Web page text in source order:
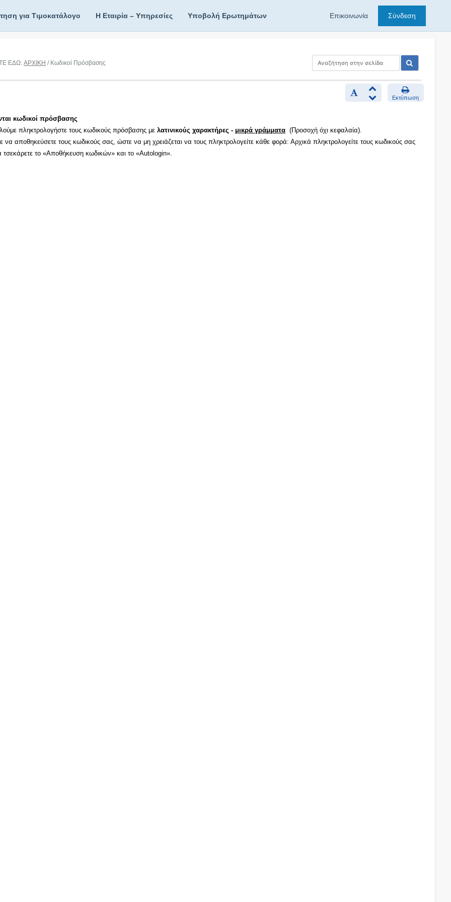
για Τιμοκατάλογο Η Εταιρία – Υπηρεσίες Υποβολή Ερωτημάτων Επικοινωνία Σύνδεση
ΕΔΩ:ΑΡΧΙΚΗ / Κωδικοί Πρόσβασης
Εκτύπωση
κωδικοί πρόσβασης
πληκτρολογήστε τους κωδικούς πρόσβασης μελατινικούς χαρακτήρες - μικρά γράμματα (Προσοχή όχι κεφαλαία).
να αποθηκεύσετε τους κωδικούς σας, ώστε να μη χρειάζεται να τους πληκτρολογείτε κάθε φορά: Αρχικά πληκτρολογείτε τους κωδικούς σας
τσεκάρετε το «Αποθήκευση κωδικών» και το «Autologin».